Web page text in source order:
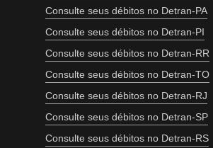
Consulte seus débitos no Detran-PA
Consulte seus débitos no Detran-PI
Consulte seus débitos no Detran-RR
Consulte seus débitos no Detran-TO
Consulte seus débitos no Detran-RJ
Consulte seus débitos no Detran-SP
Consulte seus débitos no Detran-RS